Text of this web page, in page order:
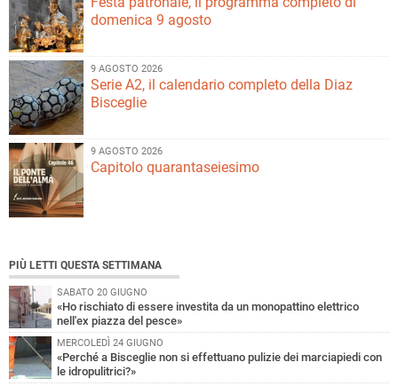
domenica 9 agosto
9 AGOSTO 2026
Serie A2, il calendario completo della Diaz
Bisceglie
9 AGOSTO 2026
Capitolo quarantaseiesimo
PIÙ LETTI QUESTA SETTIMANA
SABATO 20 GIUGNO
«Ho rischiato di essere investita da un monopattino elettrico
nell'ex piazza del pesce»
MERCOLEDÌ 24 GIUGNO
«Perché a Bisceglie non si effettuano pulizie dei marciapiedi con
le idropulitrici?»